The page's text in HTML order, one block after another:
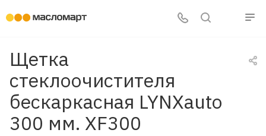
Щетка
стеклоочистителя
бескаркасная LYNXauto
300 мм. XF300